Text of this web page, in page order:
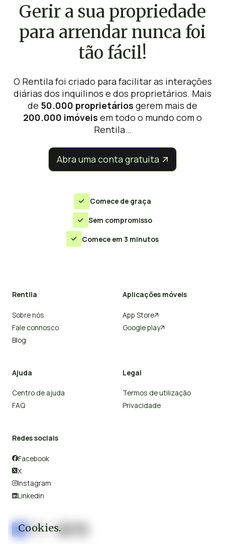
Cookies.
Gerir a sua propriedade
para arrendar nunca foi
tão fácil!
O Rentila foi criado para facilitar as interações
diárias dos inquilinos e dos proprietários. Mais
de 50.000 proprietários gerem mais de
200.000 imóveis em todo o mundo com o
Rentila…
Abra uma conta gratuita 
 Comece de graça
 Sem compromisso
 Comece em 3 minutos
Rentila
Sobre nós
Fale connosco
Blog
Aplicações móveis
App Store
Google play
Ajuda
Centro de ajuda
FAQ
Legal
Termos de utilização
Privacidade
Redes sociais
Facebook
X
Instagram
Linkedin